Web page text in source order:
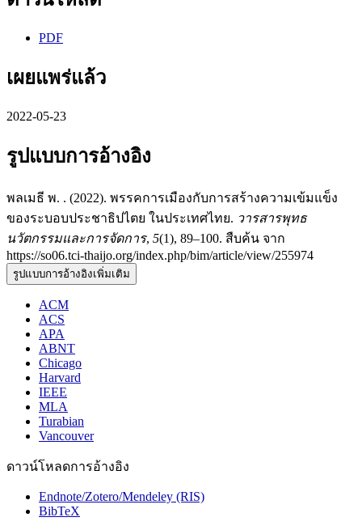
PDF
เผยแพร่แล้ว
2022-05-23
รูปแบบการอ้างอิง
พลเมธี พ. . (2022). พรรคการเมืองกับการสร้างความเข้มแข็ง
ของระบอบประชาธิปไตย ในประเทศไทย. วารสารพุทธ
นวัตกรรมและการจัดการ, 5(1), 89–100. สืบค้น จาก
https://so06.tci-thaijo.org/index.php/bim/article/view/255974
รูปแบบการอ้างอิงเพิ่มเติม
ACM
ACS
APA
ABNT
Chicago
Harvard
IEEE
MLA
Turabian
Vancouver
ดาวน์โหลดการอ้างอิง
Endnote/Zotero/Mendeley (RIS)
BibTeX